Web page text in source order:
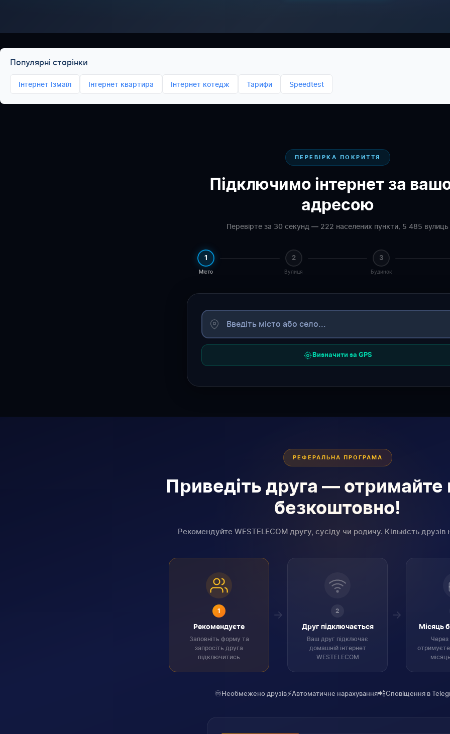
Популярні сторінки
Інтернет Ізмаїл Інтернет квартира Інтернет котедж Тарифи Speedtest
ПЕРЕВІРКА ПОКРИТТЯ
Підключимо інтернет за
адресою
Перевірте за 30 секунд — 222 населених пункти, 5 485 вулиць
1
Місто
2
Вулиця
3
Будинок
Визначити за GPS
РЕФЕРАЛЬНА ПРОГРАМА
Приведіть друга — отримайте
безкоштовно!
Рекомендуйте WESTELECOM другу, сусіду чи родичу. Кількість
1
Рекомендуєте
Заповніть форму та
запросіть друга
підключитись
2
Друг підключається
Ваш друг підключає
домашній інтернет
WESTELECOM
Місяць
Через
♾️Необмежено друзів⚡Автоматичне нарахування📲Сповіщення в